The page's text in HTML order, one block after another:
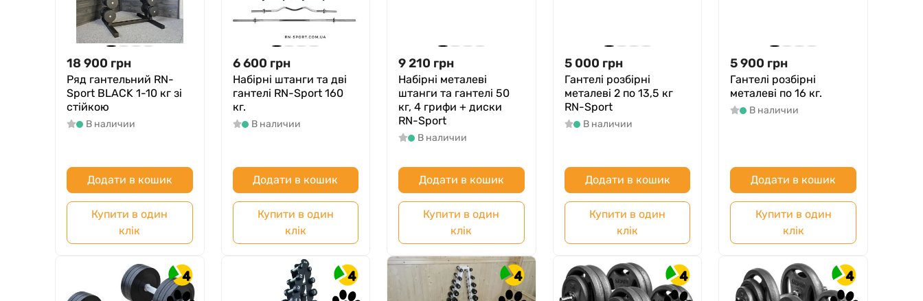
18 900 грн
Ряд гантельний RN-
Sport BLACK 1-10 кг зі
стійкою
В наличии
Додати в кошик
Купити в один
клік
6 600 грн
Набірні штанги та дві
гантелі RN-Sport 160
кг.
В наличии
Додати в кошик
Купити в один
клік
9 210 грн
Набірні металеві
штанги та гантелі 50
кг, 4 грифи + диски
RN-Sport
В наличии
Додати в кошик
Купити в один
клік
5 000 грн
Гантелі розбірні
металеві 2 по 13,5 кг
RN-Sport
В наличии
Додати в кошик
Купити в один
клік
5 900 грн
Гантелі розбірні
металеві по 16 кг.
В наличии
Додати в кошик
Купити в один
клік
4 4 4 4 4